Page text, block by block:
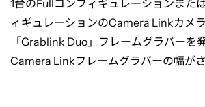
ー
1台のFullコンフィギュレーションまた
ィギュレーションのCamera Linkカメ
「Grablink Duo」フレームグラバーを
Camera Linkフレームグラバーの幅が